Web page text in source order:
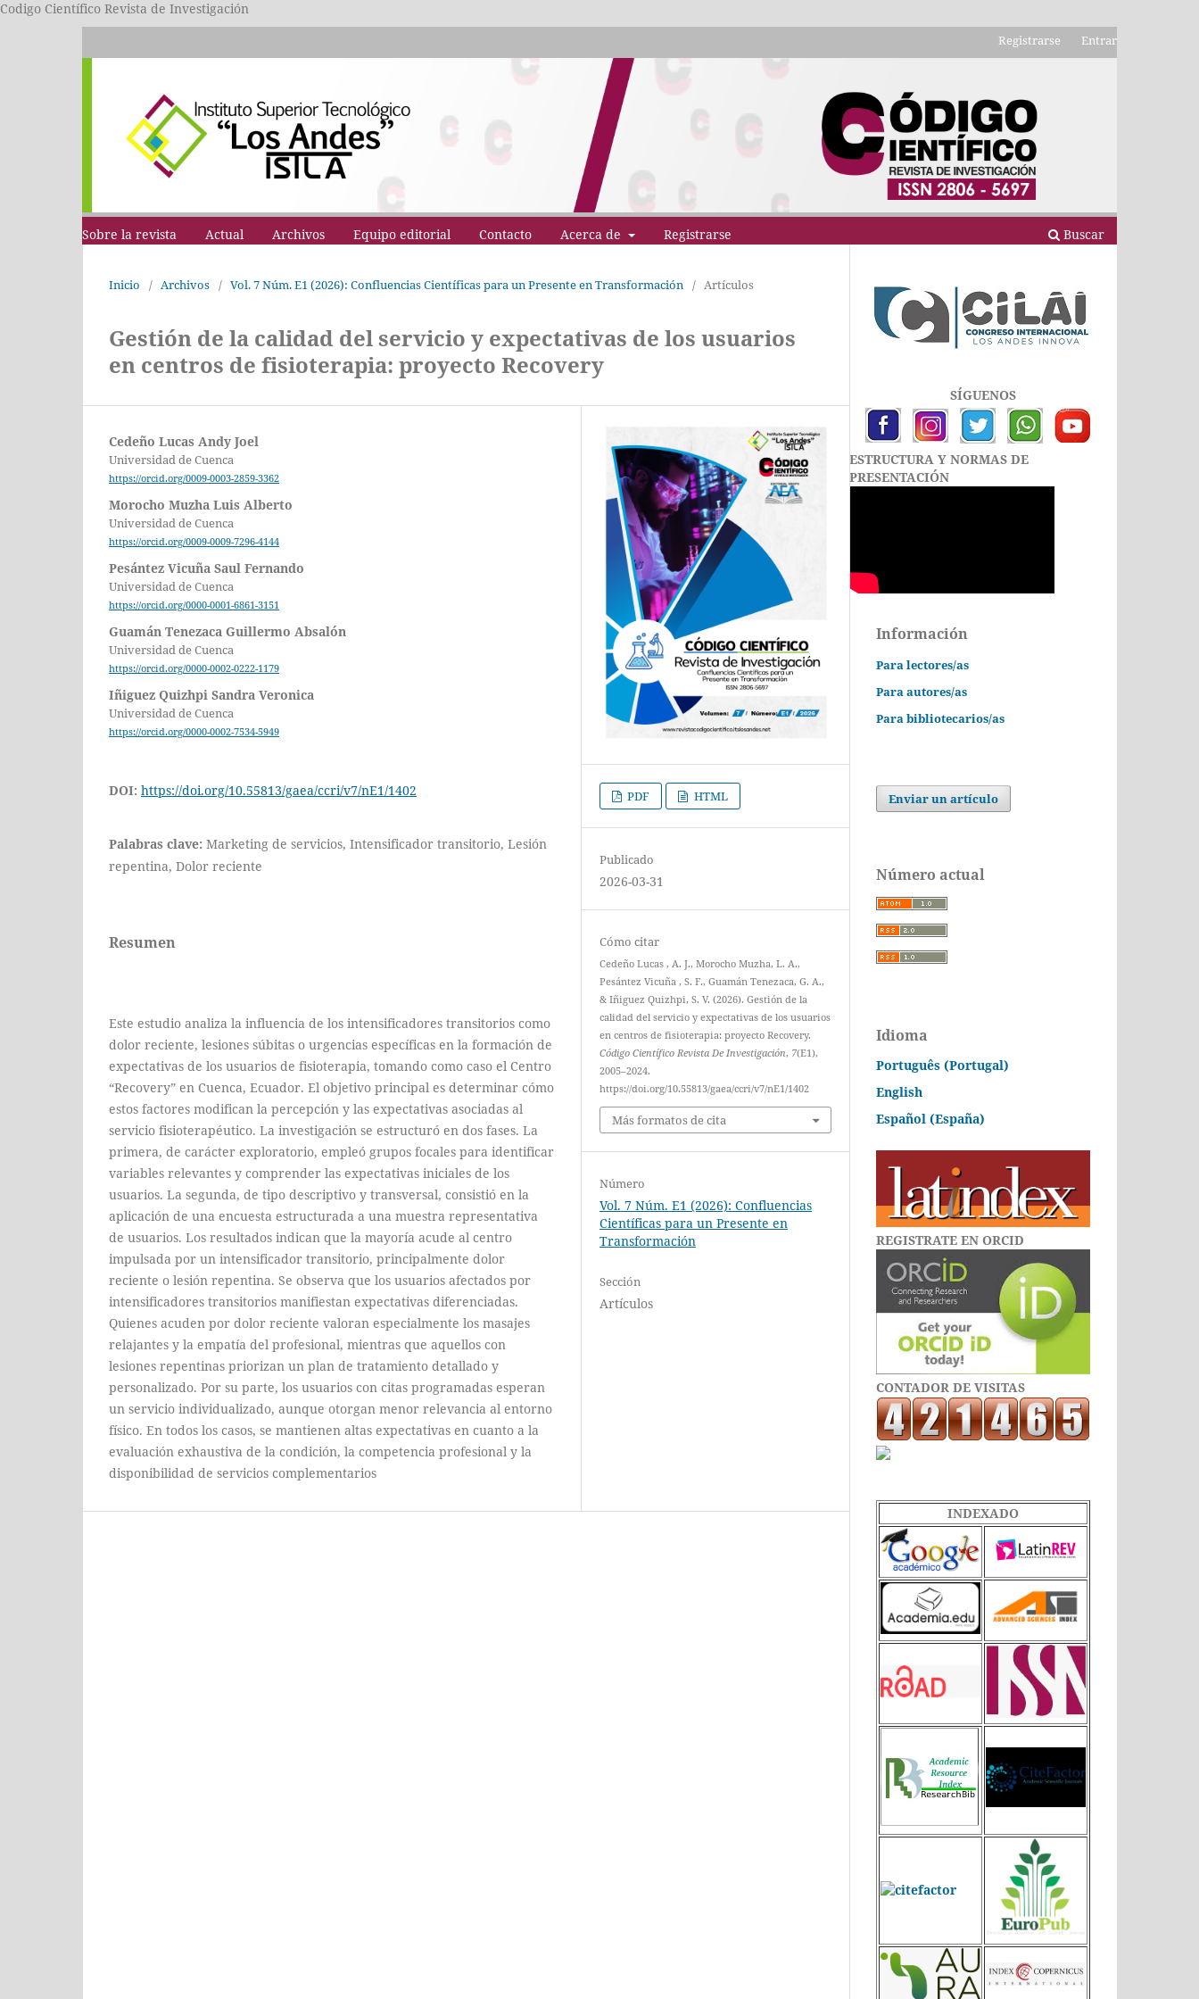
Codigo Científico Revista de Investigación
Sobre la revista Actual Archivos Equipo editorial Contacto Acerca de Registrarse Buscar
Registrarse Entrar
Inicio / Archivos / Vol. 7 Núm. E1 (2026): Confluencias Científicas para un Presente en Transformación / Artículos
Gestión de la calidad del servicio y expectativas de los usuarios
en centros de fisioterapia: proyecto Recovery
Cedeño Lucas Andy Joel
Universidad de Cuenca
https://orcid.org/0009-0003-2859-3362
Morocho Muzha Luis Alberto
Universidad de Cuenca
https://orcid.org/0009-0009-7296-4144
Pesántez Vicuña Saul Fernando
Universidad de Cuenca
https://orcid.org/0000-0001-6861-3151
Guamán Tenezaca Guillermo Absalón
Universidad de Cuenca
https://orcid.org/0000-0002-0222-1179
Iñiguez Quizhpi Sandra Veronica
Universidad de Cuenca
https://orcid.org/0000-0002-7534-5949
DOI: https://doi.org/10.55813/gaea/ccri/v7/nE1/1402
Palabras clave: Marketing de servicios, Intensificador transitorio, Lesión
repentina, Dolor reciente
Resumen
Este estudio analiza la influencia de los intensificadores transitorios como
dolor reciente, lesiones súbitas o urgencias específicas en la formación de
expectativas de los usuarios de fisioterapia, tomando como caso el Centro
“Recovery” en Cuenca, Ecuador. El objetivo principal es determinar cómo
estos factores modifican la percepción y las expectativas asociadas al
servicio fisioterapéutico. La investigación se estructuró en dos fases. La
primera, de carácter exploratorio, empleó grupos focales para identificar
variables relevantes y comprender las expectativas iniciales de los
usuarios. La segunda, de tipo descriptivo y transversal, consistió en la
aplicación de una encuesta estructurada a una muestra representativa
de usuarios. Los resultados indican que la mayoría acude al centro
impulsada por un intensificador transitorio, principalmente dolor
reciente o lesión repentina. Se observa que los usuarios afectados por
intensificadores transitorios manifiestan expectativas diferenciadas.
Quienes acuden por dolor reciente valoran especialmente los masajes
relajantes y la empatía del profesional, mientras que aquellos con
lesiones repentinas priorizan un plan de tratamiento detallado y
personalizado. Por su parte, los usuarios con citas programadas esperan
un servicio individualizado, aunque otorgan menor relevancia al entorno
físico. En todos los casos, se mantienen altas expectativas en cuanto a la
evaluación exhaustiva de la condición, la competencia profesional y la
disponibilidad de servicios complementarios
PDF HTML
Publicado
2026-03-31
Cómo citar
Cedeño Lucas , A. J., Morocho Muzha, L. A.,
Pesántez Vicuña , S. F., Guamán Tenezaca, G. A.,
& Iñiguez Quizhpi, S. V. (2026). Gestión de la
calidad del servicio y expectativas de los usuarios
en centros de fisioterapia: proyecto Recovery.
Código Científico Revista De Investigación, 7(E1),
2005–2024.
https://doi.org/10.55813/gaea/ccri/v7/nE1/1402
Más formatos de cita
Número
Vol. 7 Núm. E1 (2026): Confluencias
Científicas para un Presente en
Transformación
Sección
Artículos
SÍGUENOS
ESTRUCTURA Y NORMAS DE
PRESENTACIÓN
Información
Para lectores/as
Para autores/as
Para bibliotecarios/as
Enviar un artículo
Número actual
Idioma
Português (Portugal)
English
Español (España)
REGISTRATE EN ORCID
CONTADOR DE VISITAS
INDEXADO